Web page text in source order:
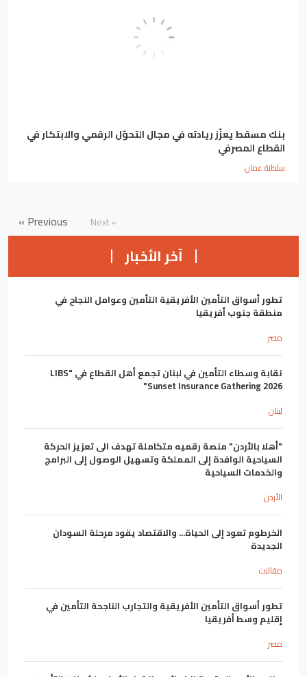
بنك مسقط يعزّز ريادته في مجال التحوّل الرقمي والابتكار في
القطاع المصرفي
سلطنة عمان
« Previous Next »
آخر الأخبار
تطور أسواق التأمين الأفريقية التأمين وعوامل النجاح في
منطقة جنوب أفريقيا
مصر
نقابة وسطاء التأمين في لبنان تجمع أهل القطاع في "LIBS
Sunset Insurance Gathering 2026"
لبنان
"أهلا بالأردن" منصة رقميه متكاملة تهدف الى تعزيز الحركة
السياحية الوافدة إلى المملكة وتسهيل الوصول إلى البرامج
والخدمات السياحية
الأردن
الخرطوم تعود إلى الحياة... والاقتصاد يقود مرحلة السودان
الجديدة
مقالات
تطور أسواق التأمين الأفريقية والتجارب الناجحة التأمين في
إقليم وسط أفريقيا
مصر